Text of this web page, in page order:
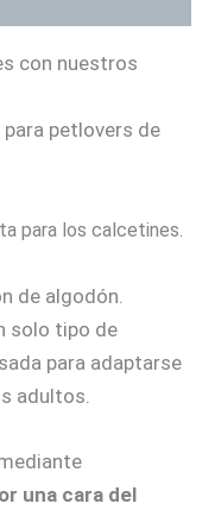
con nuestros
para petlovers de
para los calcetines.
de algodón.
solo tipo de
para adaptarse
adultos.
una cara del